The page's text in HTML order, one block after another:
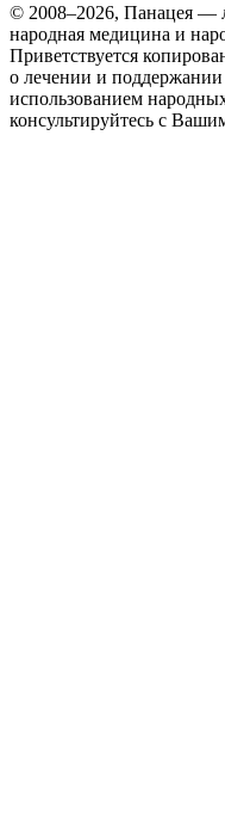
© 2008–2026, Панацея —
народная медицина и
Приветствуется
о лечении и
использованием
консультируйтесь с